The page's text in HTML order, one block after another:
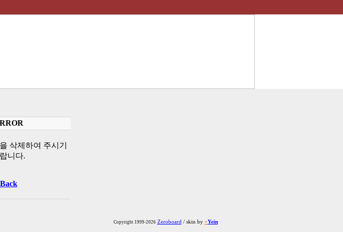
삭제하여 주시기
니다.
Back
Copyright 1999-2026 Zeroboard / skin by +Yein